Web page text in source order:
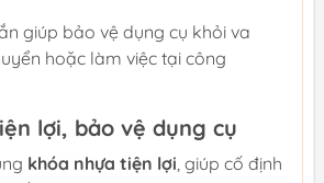
giúp bảo vệ dụng cụ khỏi va
hoặc làm việc tại công
lợi, bảo vệ dụng cụ
khóa nhựa tiện lợi , giúp cố định